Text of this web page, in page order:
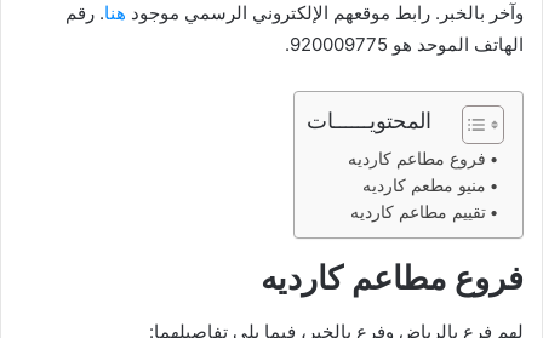
وآخر بالخبر. رابط موقعهم الإلكتروني الرسمي موجود هنا. رقم
الهاتف الموحد هو 920009775.
المحتويــــــات
فروع مطاعم كارديه
منيو مطعم كارديه
تقييم مطاعم كارديه
فروع مطاعم كارديه
لهم فرع بالرياض وفرع بالخبر، فيما يلي تفاصيلهما: